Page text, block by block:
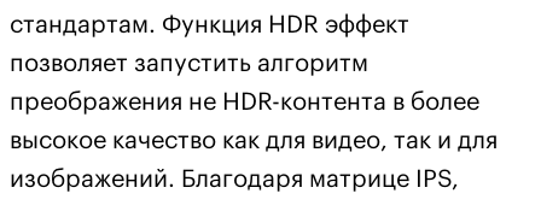
стандартам. Функция HDR эффект
позволяет запустить алгоритм
преображения не HDR-контента в более
высокое качество как для видео, так и для
изображений. Благодаря матрице IPS,